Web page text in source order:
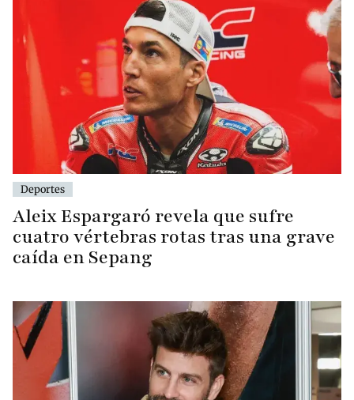
Deportes
Aleix Espargaró revela que sufre
cuatro vértebras rotas tras una grave
caída en Sepang